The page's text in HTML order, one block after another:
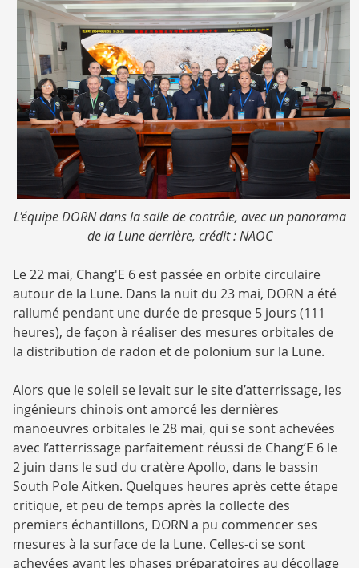
L'équipe DORN dans la salle de contrôle, avec un panorama
de la Lune derrière, crédit : NAOC
Le 22 mai, Chang'E 6 est passée en orbite circulaire
autour de la Lune. Dans la nuit du 23 mai, DORN a été
rallumé pendant une durée de presque 5 jours (111
heures), de façon à réaliser des mesures orbitales de
la distribution de radon et de polonium sur la Lune.
Alors que le soleil se levait sur le site d’atterrissage, les
ingénieurs chinois ont amorcé les dernières
manoeuvres orbitales le 28 mai, qui se sont achevées
avec l’atterrissage parfaitement réussi de Chang’E 6 le
2 juin dans le sud du cratère Apollo, dans le bassin
South Pole Aitken. Quelques heures après cette étape
critique, et peu de temps après la collecte des
premiers échantillons, DORN a pu commencer ses
mesures à la surface de la Lune. Celles-ci se sont
achevées avant les phases préparatoires au décollage